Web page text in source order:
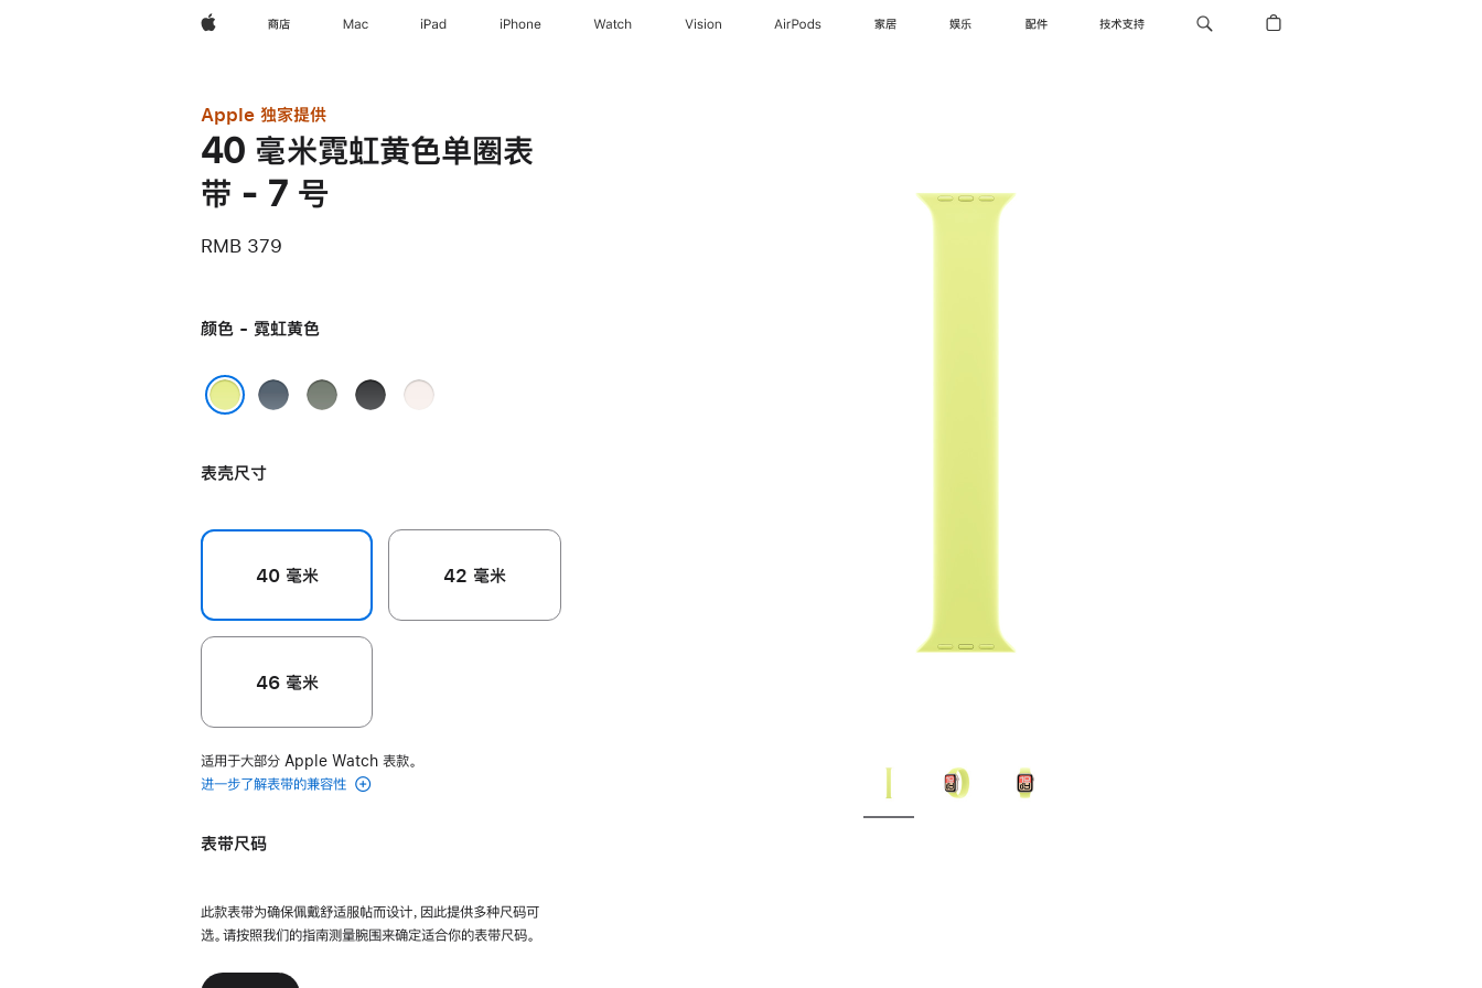
Apple 商店 Mac iPad iPhone Watch Vision AirPods 家居 娱乐 配件 技术支持
Apple 独家提供
40 毫米霓虹黄色单圈表
带 - 7 号
RMB 379
颜色 - 霓虹黄色
铁
色
灰
黑
淡
表壳尺寸
40 毫米 42 毫米
46 毫米
适用于大部分 Apple Watch 表款。
进一步了解表带的兼容性
表带尺码
此款表带为确保佩戴舒适服帖而设计，因此提供多种尺码可
选。请按照我们的指南测量腕围来确定适合你的表带尺码。